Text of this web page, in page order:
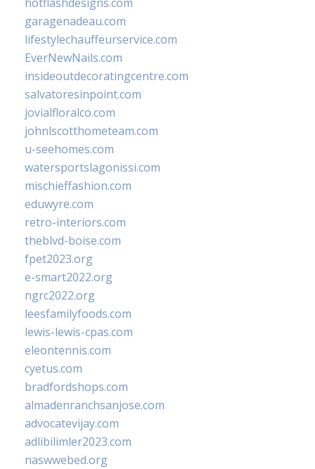
garagenadeau.com
lifestylechauffeurservice.com
EverNewNails.com
insideoutdecoratingcentre.com
salvatoresinpoint.com
jovialfloralco.com
johnlscotthometeam.com
u-seehomes.com
watersportslagonissi.com
mischieffashion.com
eduwyre.com
retro-interiors.com
theblvd-boise.com
fpet2023.org
e-smart2022.org
ngrc2022.org
leesfamilyfoods.com
lewis-lewis-cpas.com
eleontennis.com
cyetus.com
bradfordshops.com
almadenranchsanjose.com
advocatevijay.com
adlibilimler2023.com
naswwebed.org